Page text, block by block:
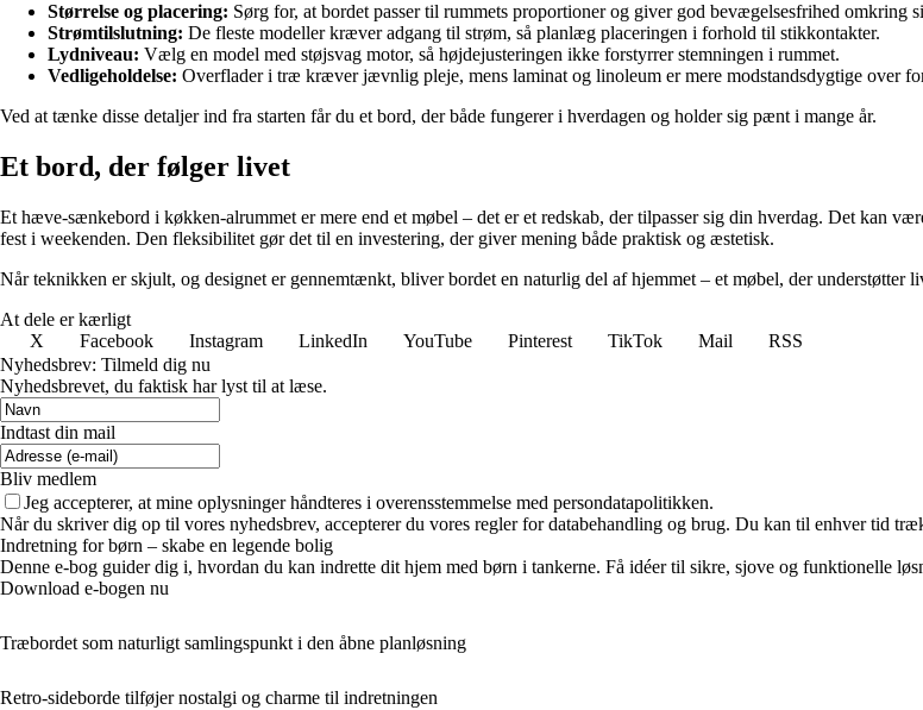
Størrelse og placering: Sørg for, at bordet passer til rummets proportioner og giver god bevægelsesfrihed omkring
Strømtilslutning: De fleste modeller kræver adgang til strøm, så planlæg placeringen i forhold til stikkontakter.
Lydniveau: Vælg en model med støjsvag motor, så højdejusteringen ikke forstyrrer stemningen i rummet.
Vedligeholdelse: Overflader i træ kræver jævnlig pleje, mens laminat og linoleum er mere modstandsdygtige over
Ved at tænke disse detaljer ind fra starten får du et bord, der både fungerer i hverdagen og holder sig pænt i mange år.
Et bord, der følger livet
Et hæve-sænkebord i køkken-alrummet er mere end et møbel – det er et redskab, der tilpasser sig din hverdag. Det kan
fest i weekenden. Den fleksibilitet gør det til en investering, der giver mening både praktisk og æstetisk.
Når teknikken er skjult, og designet er gennemtænkt, bliver bordet en naturlig del af hjemmet – et møbel, der understøtter
At dele er kærligt
X
Facebook Instagram LinkedIn YouTube Pinterest TikTok Mail
RSS
Nyhedsbrev: Tilmeld dig nu
Nyhedsbrevet, du faktisk har lyst til at læse.
Indtast din mail
Bliv medlem
Jeg accepterer, at mine oplysninger håndteres i overensstemmelse med persondatapolitikken.
Når du skriver dig op til vores nyhedsbrev, accepterer du vores regler for databehandling og brug. Du kan til enhver tid
Indretning for børn – skabe en legende bolig
Denne e-bog guider dig i, hvordan du kan indrette dit hjem med børn i tankerne. Få idéer til sikre, sjove og funktionelle
Download e-bogen nu
Træbordet som naturligt samlingspunkt i den åbne planløsning
Retro-sideborde tilføjer nostalgi og charme til indretningen